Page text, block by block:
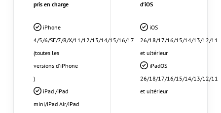
pris en charge
iPhone
4/5/6/SE/7/8/X/11/12/13/14/15/16/17
(toutes les
versions d'iPhone
)
iPad /iPad
mini/iPad Air/iPad
d'iOS
iOS
26/18/17/16/15/14/13/12/11
et ultérieur
iPadOS
26/18/17/16/15/14/13/12/11
et ultérieur